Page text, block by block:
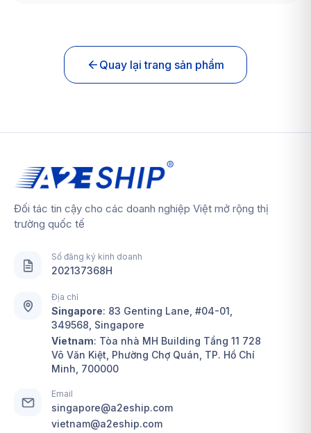
Quay lại trang sản phẩm
Đối tác tin cậy cho các doanh nghiệp Việt mở rộng thị
trường quốc tế
Số đăng ký kinh doanh
202137368H
Địa chỉ
Singapore: 83 Genting Lane, #04-01,
349568, Singapore
Vietnam: Tòa nhà MH Building Tầng 11 728
Võ Văn Kiệt, Phường Chợ Quán, TP. Hồ Chí
Minh, 700000
Email
singapore@a2eship.com
vietnam@a2eship.com